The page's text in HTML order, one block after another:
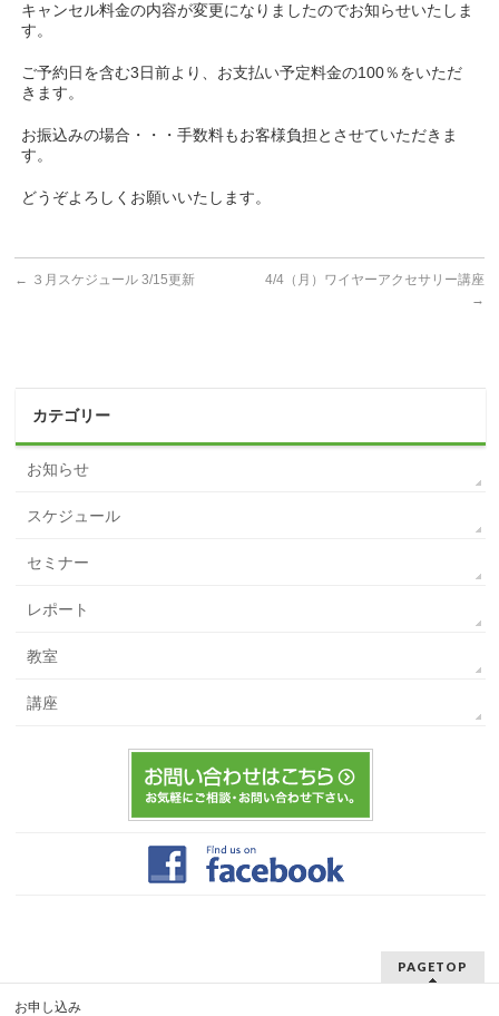
キャンセル料金の内容が変更になりましたのでお知らせいたしま
す。
ご予約日を含む3日前より、お支払い予定料金の100％をいただ
きます。
お振込みの場合・・・手数料もお客様負担とさせていただきま
す。
どうぞよろしくお願いいたします。
← ３月スケジュール 3/15更新
4/4（月）ワイヤーアクセサリー講座
→
カテゴリー
お知らせ
スケジュール
セミナー
レポート
教室
講座
PAGETOP
お申し込み